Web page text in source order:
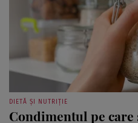
Condimentul pe care